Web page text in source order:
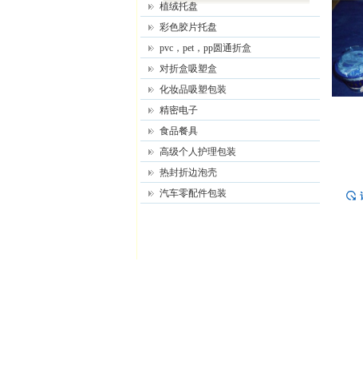
植绒托盘
彩色胶片托盘
pvc，pet，pp圆通折盒
对折盒吸塑盒
化妆品吸塑包装
精密电子
食品餐具
高级个人护理包装
热封折边泡壳
汽车零配件包装